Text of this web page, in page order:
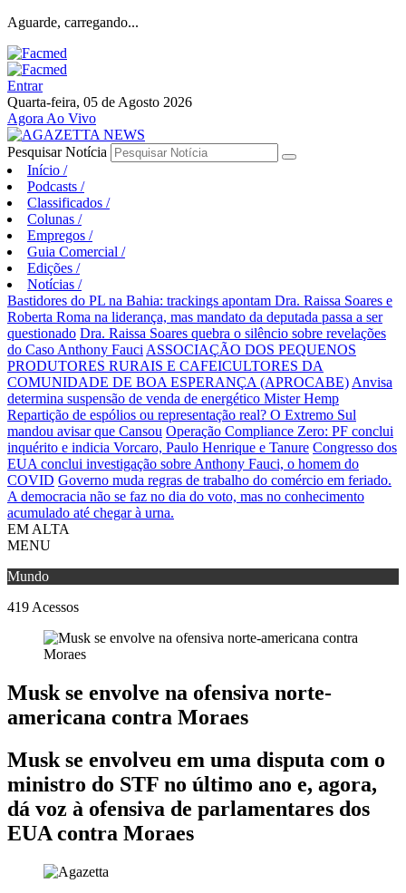
Aguarde, carregando...
Entrar
Quarta-feira, 05 de Agosto 2026
Agora Ao Vivo
Pesquisar Notícia
Início /
Podcasts /
Classificados /
Colunas /
Empregos /
Guia Comercial /
Edições /
Notícias /
Bastidores do PL na Bahia: trackings apontam Dra. Raissa Soares e
Roberta Roma na liderança, mas mandato da deputada passa a ser
questionado Dra. Raissa Soares quebra o silêncio sobre revelações
do Caso Anthony Fauci ASSOCIAÇÃO DOS PEQUENOS
PRODUTORES RURAIS E CAFEICULTORES DA
COMUNIDADE DE BOA ESPERANÇA (APROCABE) Anvisa
determina suspensão de venda de energético Mister Hemp
Repartição de espólios ou representação real? O Extremo Sul
mandou avisar que Cansou Operação Compliance Zero: PF conclui
inquérito e indicia Vorcaro, Paulo Henrique e Tanure Congresso dos
EUA conclui investigação sobre Anthony Fauci, o homem do
COVID Governo muda regras de trabalho do comércio em feriado.
A democracia não se faz no dia do voto, mas no conhecimento
acumulado até chegar à urna.
EM ALTA
MENU
Mundo
419 Acessos
Musk se envolve na ofensiva norte-
americana contra Moraes
Musk se envolveu em uma disputa com o
ministro do STF no último ano e, agora,
dá voz à ofensiva de parlamentares dos
EUA contra Moraes